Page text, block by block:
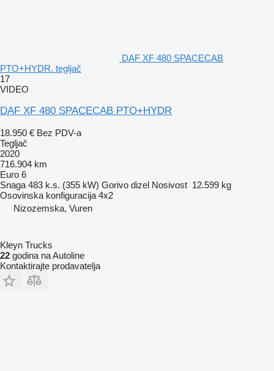
DAF XF 480 SPACECAB
PTO+HYDR. tegljač
17
VIDEO
DAF XF 480 SPACECAB PTO+HYDR
18.950 € Bez PDV-a
Tegljač
2020
716.904 km
Euro 6
Snaga 483 k.s. (355 kW) Gorivo dizel Nosivost 12.599 kg
Osovinska konfiguracija 4x2
Nizozemska, Vuren
Kleyn Trucks
22 godina na Autoline
Kontaktirajte prodavatelja